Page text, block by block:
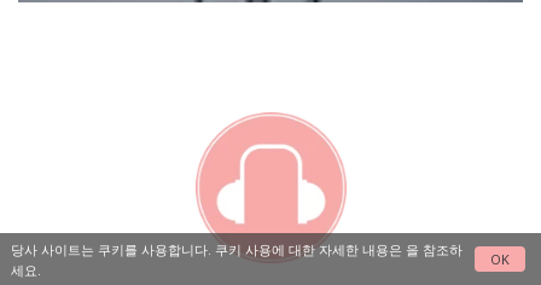
당사 사이트는 쿠키를 사용합니다. 쿠키 사용에 대한 자세한 내용은 을 참조하
세요.
OK